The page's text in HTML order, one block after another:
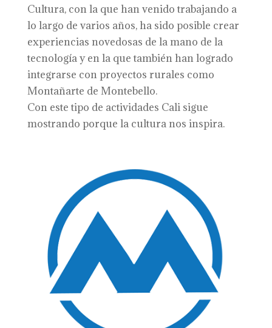
Cultura, con la que han venido trabajando a
lo largo de varios años, ha sido posible crear
experiencias novedosas de la mano de la
tecnología y en la que también han logrado
integrarse con proyectos rurales como
Montañarte de Montebello.
Con este tipo de actividades Cali sigue
mostrando porque la cultura nos inspira.